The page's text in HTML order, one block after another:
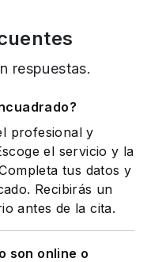
respuestas.
profesional y
el servicio y la
tus datos y
Recibirás un
antes de la cita.
son online o